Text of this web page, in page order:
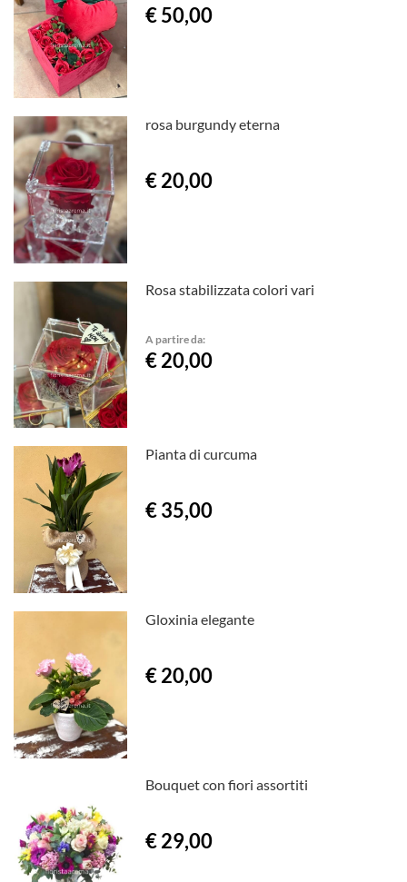
€ 50,00
rosa burgundy eterna
€ 20,00
Rosa stabilizzata colori vari
A partire da:
€ 20,00
Pianta di curcuma
€ 35,00
Gloxinia elegante
€ 20,00
Bouquet con fiori assortiti
€ 29,00